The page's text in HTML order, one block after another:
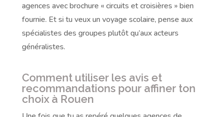
agences avec brochure « circuits et croisières » bien
fournie. Et si tu veux un voyage scolaire, pense aux
spécialistes des groupes plutôt qu’aux acteurs
généralistes.
Comment utiliser les avis et
recommandations pour affiner ton
choix à Rouen